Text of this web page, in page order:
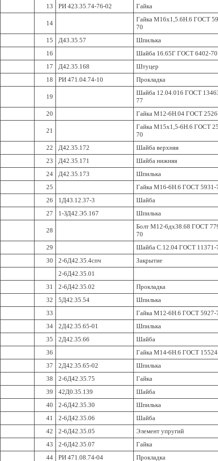
13
РИ 423.35.74-76-02 Гайка
14
Гайка М16х1,5.6Н.6 ГОСТ
70
15
Д43.35.57
Шпилька
16
Шайба 16.65Г ГОСТ 6402-70
17
Д42.35.168
Штуцер
18
РИ 471.04.74-10 Прокладка
19
Шайба 12.04.016 ГОСТ
77
20
Гайка М12-6Н.04 ГОСТ
21
Гайка М15х1,5-6Н.6 ГОСТ
70
22
Д42.35.172
Шайба верхняя
23
Д42.35.171
Шайба нижняя
24
Д42.35.173
Шпилька
25
Гайка М16-6Н.6 ГОСТ 5931-
26
1Д43.12.37-3
Шайба
27
1-ЗД42.Э5.167 Шпилька
28
Болт М12-6дх38.68 ГОСТ
70
29
Шайба С.12.04 ГОСТ 11371-
30
2-6Д42.35.4спч
Закрытие
2-6Д42.35.01
31
2-6Д42.35.02
Прокладка
32
5Д42.35.54
Шпилька
33
Гайка М12-6Н.6 ГОСТ 5927-
34
2Д42.35.65-01
Шпилька
35
2Д42.35.66
Шайба
36
Гайка М14-6Н.6 ГОСТ
37
2Д42.35.65-02
Шпилька
38
2-6Д42.35.75
Гайка
39
42Д0.35.139
Шайба
40
2-6Д42.35.30
Шпилька
41
2-6Д42.35.06
Шайба
42
2-6Д42.35.05
Элемент упругий
43
2-6Д42.35.07
Гайка
44
РИ 471.08.74-04
Прокладка